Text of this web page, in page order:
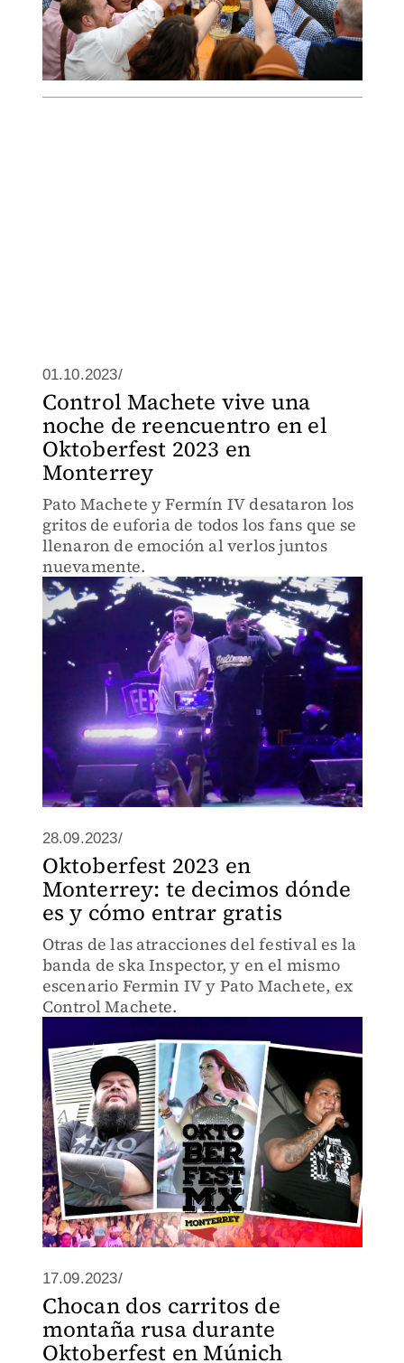
01.10.2023/
Control Machete vive una
noche de reencuentro en el
Oktoberfest 2023 en
Monterrey
Pato Machete y Fermín IV desataron los
gritos de euforia de todos los fans que se
llenaron de emoción al verlos juntos
nuevamente.
28.09.2023/
Oktoberfest 2023 en
Monterrey: te decimos dónde
es y cómo entrar gratis
Otras de las atracciones del festival es la
banda de ska Inspector, y en el mismo
escenario Fermin IV y Pato Machete, ex
Control Machete.
17.09.2023/
Chocan dos carritos de
montaña rusa durante
Oktoberfest en Múnich